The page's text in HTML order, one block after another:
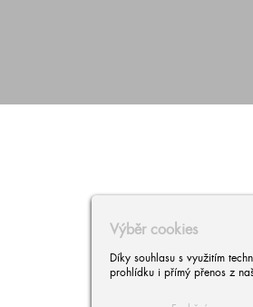
Výběr cookies
Díky souhlasu s využitím
prohlídku i přímý přenos z